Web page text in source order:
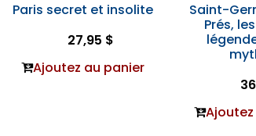
Paris secret et insolite
27,95 $
Ajoutez au panier
Saint-
Prés,